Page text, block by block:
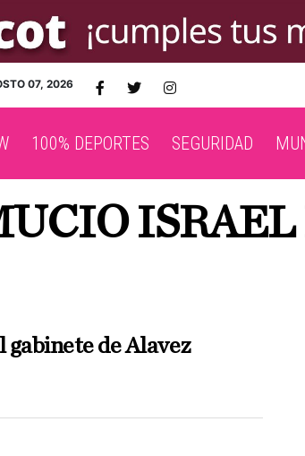
07, 2026
100% DEPORTES SEGURIDAD
gabinete de Alavez